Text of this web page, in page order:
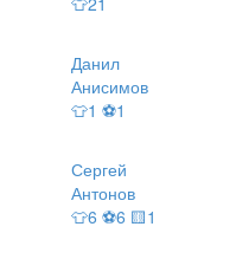
Данил
Анисимов
👕1 ⚽1
Сергей
Антонов
👕6 ⚽6 🟨1